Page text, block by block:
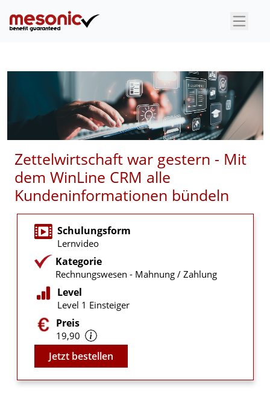
×
Zettelwirtschaft war gestern - Mit
dem WinLine CRM alle
Kundeninformationen bündeln
Schulungsform
Lernvideo
Kategorie
Rechnungswesen - Mahnung / Zahlung
Level
Level 1 Einsteiger
Preis
19,90
Video
Jetzt bestellen